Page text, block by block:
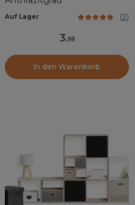
Auf Lager (2)
3.99
In den Warenkorb